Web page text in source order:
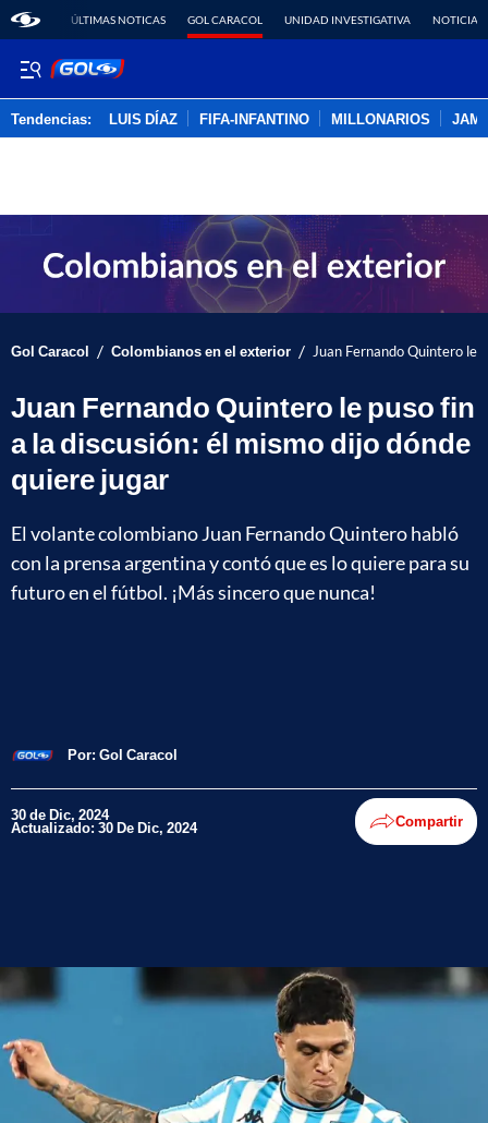
ÚLTIMAS NOTICAS GOL CARACOL UNIDAD INVESTIGATIVA NOTICIAS
Tendencias: LUIS DÍAZ FIFA-INFANTINO MILLONARIOS
Gol Caracol / Colombianos en el exterior / Juan Fernando Quintero le
Juan Fernando Quintero le puso fin
a la discusión: él mismo dijo dónde
quiere jugar
El volante colombiano Juan Fernando Quintero habló
con la prensa argentina y contó que es lo quiere para su
futuro en el fútbol. ¡Más sincero que nunca!
Por: Gol Caracol
30 de Dic, 2024
Actualizado: 30 De Dic, 2024 Compartir